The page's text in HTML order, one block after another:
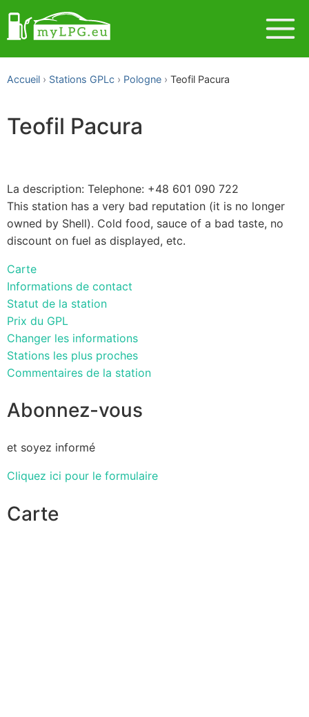
Accueil Stations GPLc Pologne Teofil Pacura
Teofil Pacura
La description: Telephone: +48 601 090 722
This station has a very bad reputation (it is no longer
owned by Shell). Cold food, sauce of a bad taste, no
discount on fuel as displayed, etc.
Carte
Informations de contact
Statut de la station
Prix du GPL
Changer les informations
Stations les plus proches
Commentaires de la station
Abonnez-vous
et soyez informé
Cliquez ici pour le formulaire
Carte